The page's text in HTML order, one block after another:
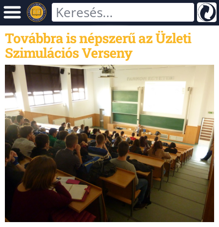
Továbbra is népszerű az Üzleti
Szimulációs Verseny